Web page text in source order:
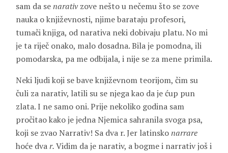
sam da senarativzove nešto u nečemu što se zove
nauka o književnosti, njime barataju profesori,
tumači knjiga, od narativa neki dobivaju platu. No mi
je ta riječ onako, malo dosadna. Bila je pomodna, ili
pomodarska, pa me odbijala, i nije se za mene primila.
Neki ljudi koji se bave književnom teorijom, čim su
čuli za narativ, latili su se njega kao da je ćup pun
zlata. I ne samo oni. Prije nekoliko godina sam
pročitao kako je jedna Njemica sahranila svoga psa,
koji se zvao Narrativ! Sa dva r. Jer latinskonarrare
hoće dvar.Vidim da je narativ, a bogme i narrativ još i